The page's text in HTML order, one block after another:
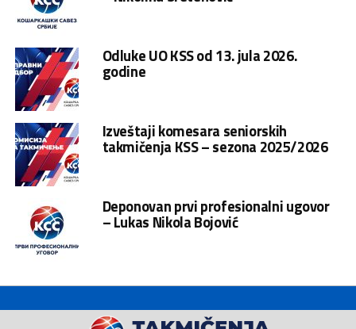
Odluke UO KSS od 13. jula 2026.
godine
Izveštaji komesara seniorskih
takmičenja KSS – sezona 2025/2026
Deponovan prvi profesionalni ugovor
– Lukas Nikola Bojović